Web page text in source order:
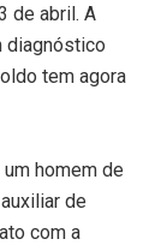
de abril. A
diagnóstico
tem agora
homem de
de
com a